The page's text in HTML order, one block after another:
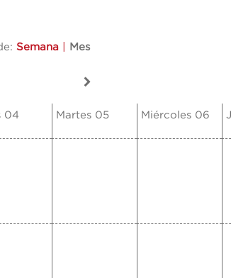
Semana Mes
04 Martes 05 Miércoles 06